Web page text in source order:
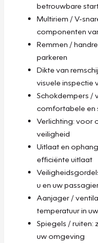
betrouwbare
Multiriem / V-
componenten
Remmen /
parkeren
Dikte van
visuele inspectie
Schokdempers /
comfortabele en
Verlichting: voor
veiligheid
Uitlaat en
efficiënte uitlaat
u en uw
Aanjager /
temperatuur in
Spiegels / ruiten:
uw omgeving